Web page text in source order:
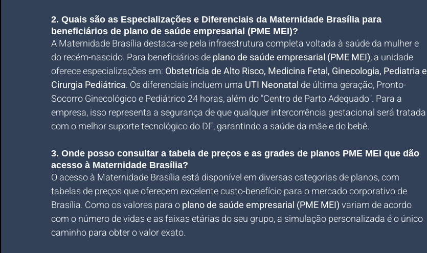
2. Quais são as Especializações e Diferenciais da Maternidade Brasília para
beneficiários de plano de saúde empresarial (PME MEI)?
A Maternidade Brasília destaca-se pela infraestrutura completa voltada à saúde da mulher e
do recém-nascido. Para beneficiários de plano de saúde empresarial (PME MEI), a unidade
oferece especializações em: Obstetrícia de Alto Risco, Medicina Fetal, Ginecologia, Pediatria e
Cirurgia Pediátrica. Os diferenciais incluem uma UTI Neonatal de última geração, Pronto-
Socorro Ginecológico e Pediátrico 24 horas, além do "Centro de Parto Adequado". Para a
empresa, isso representa a segurança de que qualquer intercorrência gestacional será tratada
com o melhor suporte tecnológico do DF, garantindo a saúde da mãe e do bebê.
3. Onde posso consultar a tabela de preços e as grades de planos PME MEI que dão
acesso à Maternidade Brasília?
O acesso à Maternidade Brasília está disponível em diversas categorias de planos, com
tabelas de preços que oferecem excelente custo-benefício para o mercado corporativo de
Brasília. Como os valores para o plano de saúde empresarial (PME MEI) variam de acordo
com o número de vidas e as faixas etárias do seu grupo, a simulação personalizada é o único
caminho para obter o valor exato.